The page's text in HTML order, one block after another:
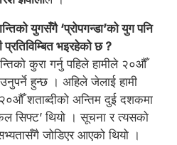
युगसँगै ‘प्रोपगन्डा’को युग पनि
प्रतिविम्बित भइरहेको छ ?
कुरा गर्नु पहिले हामीले २०औँ
हुन्छ । अहिले जेलाई हामी
२०औँ शताब्दीको अन्तिम दुई दशकमा
सिफ्ट’ थियो । सूचना र त्यसको
जोडिएर आएको थियो ।